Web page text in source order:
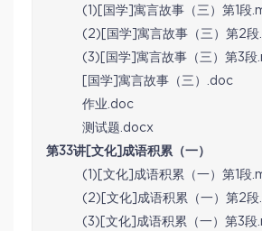
(1)[国学]寓言故事（三）第1段
(2)[国学]寓言故事（三）第2
(3)[国学]寓言故事（三）第3段
[国学]寓言故事（三）.doc
作业.doc
测试题.docx
第33讲[文化]成语积累（一）
(1)[文化]成语积累（一）第1段
(2)[文化]成语积累（一）第2
(3)[文化]成语积累（一）第3段